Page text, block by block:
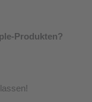
Produkten?